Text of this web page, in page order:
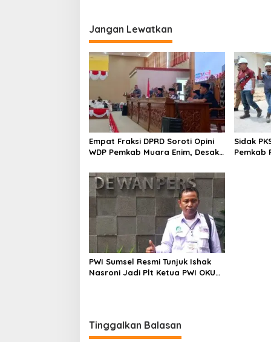
Jangan Lewatkan
Empat Fraksi DPRD Soroti Opini
WDP Pemkab Muara Enim, Desak
Sidak
Pemkab
PWI Sumsel Resmi Tunjuk Ishak
Nasroni Jadi Plt Ketua PWI OKU
Tinggalkan Balasan